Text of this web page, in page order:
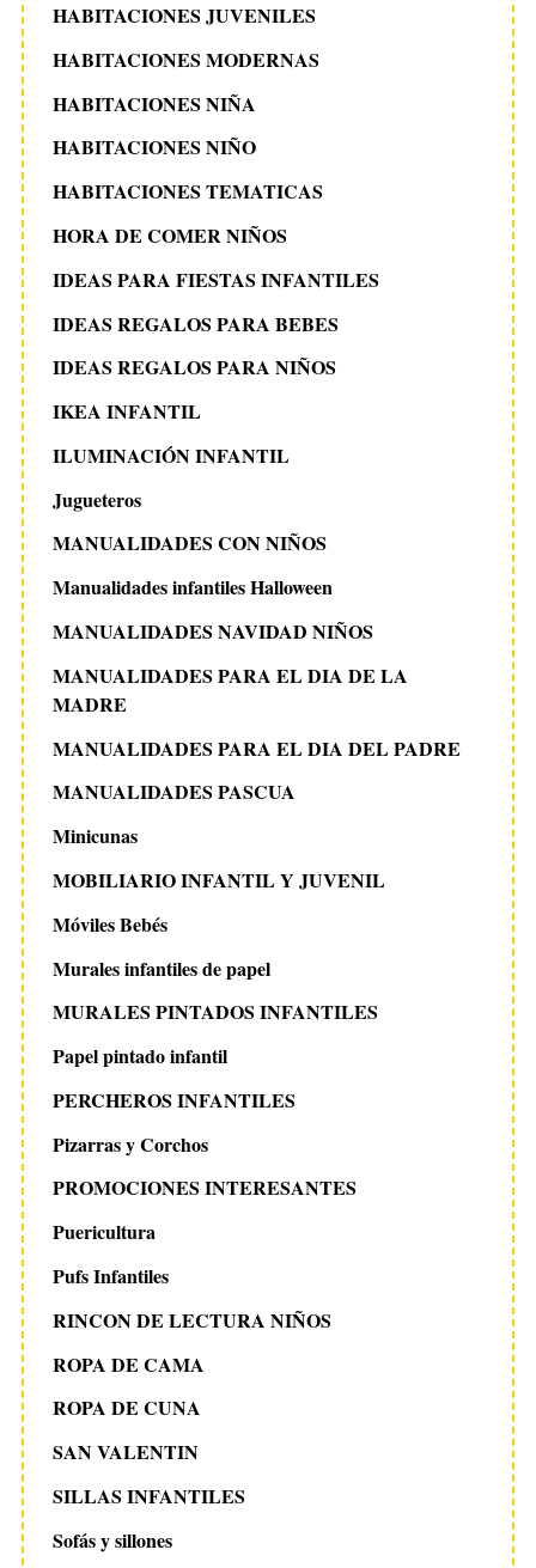
HABITACIONES JUVENILES
HABITACIONES MODERNAS
HABITACIONES NIÑA
HABITACIONES NIÑO
HABITACIONES TEMATICAS
HORA DE COMER NIÑOS
IDEAS PARA FIESTAS INFANTILES
IDEAS REGALOS PARA BEBES
IDEAS REGALOS PARA NIÑOS
IKEA INFANTIL
ILUMINACIÓN INFANTIL
Jugueteros
MANUALIDADES CON NIÑOS
Manualidades infantiles Halloween
MANUALIDADES NAVIDAD NIÑOS
MANUALIDADES PARA EL DIA DE LA
MADRE
MANUALIDADES PARA EL DIA DEL PADRE
MANUALIDADES PASCUA
Minicunas
MOBILIARIO INFANTIL Y JUVENIL
Móviles Bebés
Murales infantiles de papel
MURALES PINTADOS INFANTILES
Papel pintado infantil
PERCHEROS INFANTILES
Pizarras y Corchos
PROMOCIONES INTERESANTES
Puericultura
Pufs Infantiles
RINCON DE LECTURA NIÑOS
ROPA DE CAMA
ROPA DE CUNA
SAN VALENTIN
SILLAS INFANTILES
Sofás y sillones